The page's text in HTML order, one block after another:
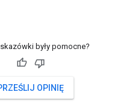
były pomocne?
OPINIĘ